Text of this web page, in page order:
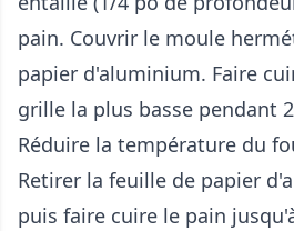
pain. Couvrir le moule
papier d'aluminium. Faire
grille la plus basse pendant
Réduire la température du
Retirer la feuille de papier
puis faire cuire le pain